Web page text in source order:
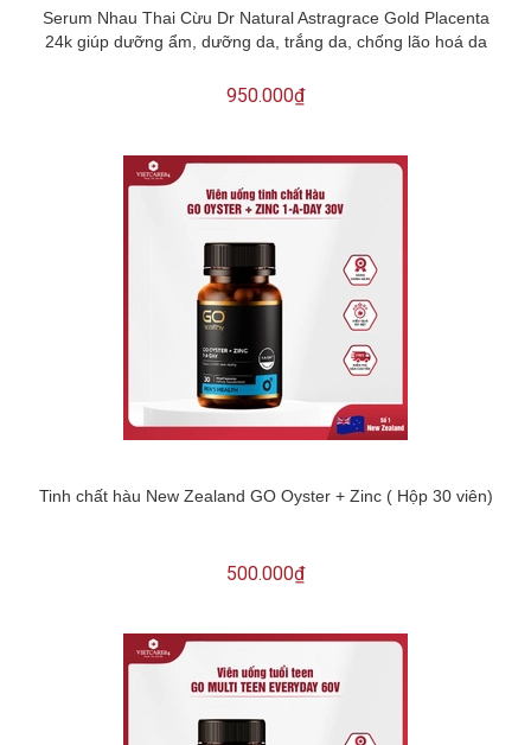
Serum Nhau Thai Cừu Dr Natural Astragrace Gold Placenta
24k giúp dưỡng ẩm, dưỡng da, trắng da, chống lão hoá da
950.000₫
Tinh chất hàu New Zealand GO Oyster + Zinc ( Hộp 30 viên)
500.000₫